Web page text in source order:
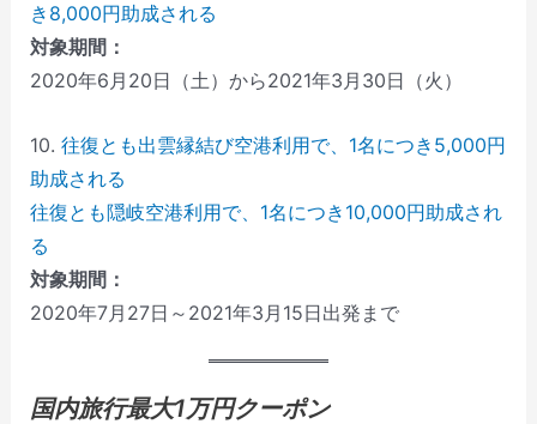
き8,000円助成される
対象期間：
2020年6月20日（土）から2021年3月30日（火）
10. 往復とも出雲縁結び空港利用で、1名につき5,000円
助成される
往復とも隠岐空港利用で、1名につき10,000円助成され
る
対象期間：
2020年7月27日～2021年3月15日出発まで
国内旅行最大1万円クーポン